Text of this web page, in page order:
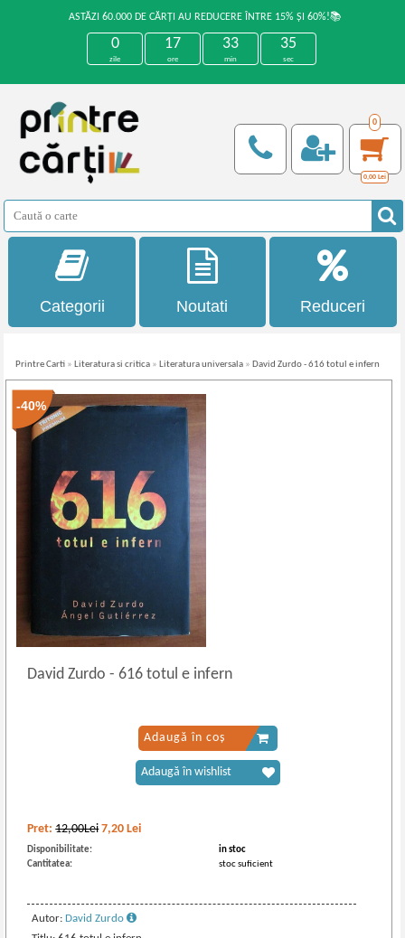
ASTĂZI 60.000 DE CĂRȚI AU REDUCERE ÎNTRE 15% ȘI 60%!📚
0
zile
17
ore
33
min
35
sec
0
0,00 Lei
Categorii Noutati Reduceri
Printre Carti » Literatura si critica » Literatura universala » David Zurdo - 616 totul e infern
-40%
David Zurdo- 616 totul e infern
Pret:12,00Lei 7,20 Lei
Disponibilitate:
in stoc
Cantitatea:
stoc suficient
Autor:David Zurdo
Adaugă în coș
Adaugă în wishlist